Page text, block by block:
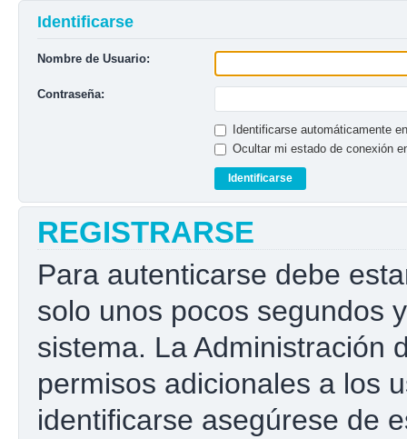
Identificarse
Nombre de Usuario:
Contraseña:
Identificarse automáticamente
Ocultar mi estado de conexión
REGISTRARSE
Para autenticarse debe
solo unos pocos segundos
sistema. La Administración
permisos adicionales a los
identificarse asegúrese de